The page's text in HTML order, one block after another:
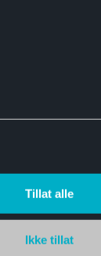
Tillat alle
Ikke tillat